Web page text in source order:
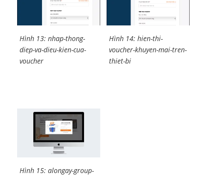
Hình 13: nhap-thong-
diep-va-dieu-kien-cua-
voucher
Hình 14: hien-thi-
voucher-khuyen-mai-tren-
thiet-bi
Hình 15: alongay-group-